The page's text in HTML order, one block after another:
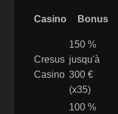
Casino Bonus
Cresus
Casino
150 %
jusqu'à
300 €
(x35)
100 %